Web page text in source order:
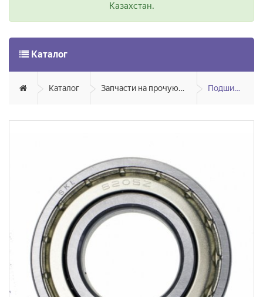
Казахстан.
Каталог
Каталог Запчасти на прочую технику Подшипники